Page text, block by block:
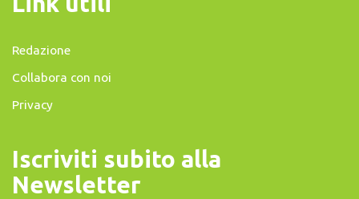
Redazione
Collabora con noi
Privacy
Iscriviti subito alla
Newsletter